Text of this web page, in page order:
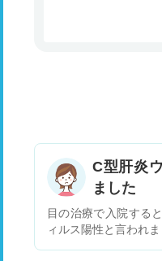
C型肝炎
ました
目の治療で入院する
ィルス陽性と言われ